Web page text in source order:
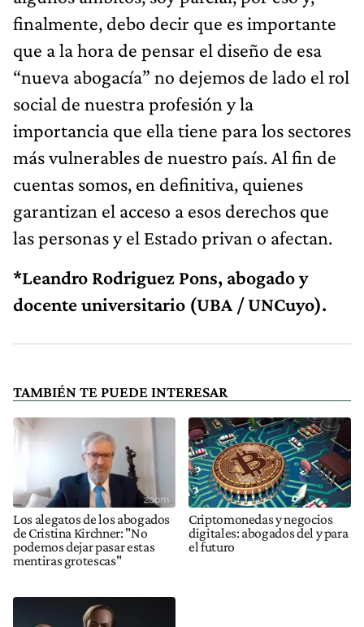
finalmente, debo decir que es importante
que a la hora de pensar el diseño de esa
“nueva abogacía” no dejemos de lado el rol
social de nuestra profesión y la
importancia que ella tiene para los sectores
más vulnerables de nuestro país. Al fin de
cuentas somos, en definitiva, quienes
garantizan el acceso a esos derechos que
las personas y el Estado privan o afectan.
*Leandro Rodriguez Pons, abogado y
docente universitario (UBA / UNCuyo).
TAMBIÉN TE PUEDE INTERESAR
Los alegatos de los abogados
de Cristina Kirchner: "No
podemos dejar pasar estas
mentiras grotescas"
Criptomonedas y negocios
digitales: abogados del y para
el futuro